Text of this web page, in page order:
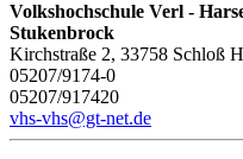
Volkshochschule Verl -
Stukenbrock
Kirchstraße 2, 33758 Schloß
05207/9174-0
05207/917420
vhs-vhs@gt-net.de